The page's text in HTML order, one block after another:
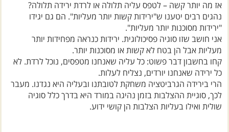
אז מה יותר קשה – לטפס עליה תלולה או לרדת ירידה תלולה?
נהגים רבים יטענו ש"ירידות קשות יותר מעליות". הם גם יגידו
"ירידות מסוכנות יותר מעליות".
אני חושב שזו סוגיה פסיכולוגית. ירידות כנראה מפחידות יותר
מעליות אבל הן בטח לא קשות או מסוכנות יותר.
קחו בחשבון דבר פשוט: כל עליה שאנחנו מטפסים, נוכל לרדת. לא
כל ירידה שאנחנו יורדים, נצליח לעלות.
הרי בירידה הגרביטציה משחקת לטובתנו ובעליה היא נגדנו. מעבר
לכך, סוגיית ההצלבות בזמן נהיגה במורד היא בדרך כלל סוגיה
שולית ואילו בעליות הצלבות הן קושי ידוע.